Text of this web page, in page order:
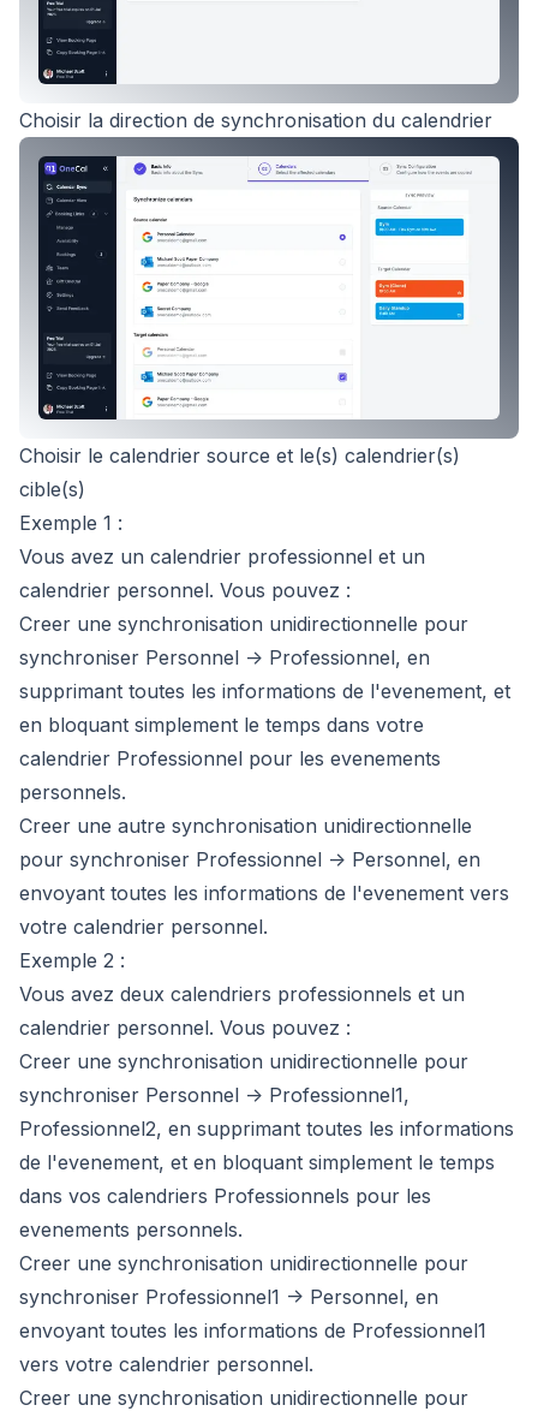
Choisir la direction de synchronisation du calendrier
Choisir le calendrier source et le(s) calendrier(s)
cible(s)
Exemple 1 :
Vous avez un calendrier professionnel et un
calendrier personnel. Vous pouvez :
Creer une synchronisation unidirectionnelle pour
synchroniser Personnel -> Professionnel, en
supprimant toutes les informations de l'evenement, et
en bloquant simplement le temps dans votre
calendrier Professionnel pour les evenements
personnels.
Creer une autre synchronisation unidirectionnelle
pour synchroniser Professionnel -> Personnel, en
envoyant toutes les informations de l'evenement vers
votre calendrier personnel.
Exemple 2 :
Vous avez deux calendriers professionnels et un
calendrier personnel. Vous pouvez :
Creer une synchronisation unidirectionnelle pour
synchroniser Personnel -> Professionnel1,
Professionnel2, en supprimant toutes les informations
de l'evenement, et en bloquant simplement le temps
dans vos calendriers Professionnels pour les
evenements personnels.
Creer une synchronisation unidirectionnelle pour
synchroniser Professionnel1 -> Personnel, en
envoyant toutes les informations de Professionnel1
vers votre calendrier personnel.
Creer une synchronisation unidirectionnelle pour